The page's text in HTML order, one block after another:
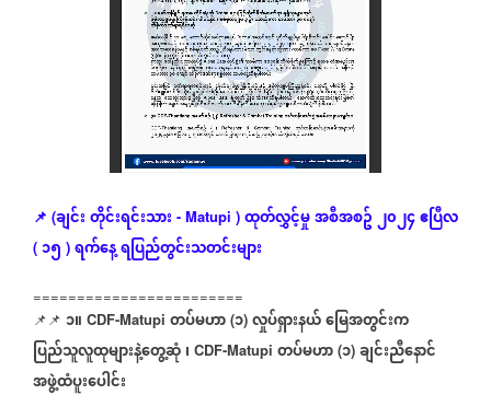
📌 (ချင်းတိုင်းရင်းသား - Matupi ) ထုတ်လွှင့်မှုအစီအစဥ်၂၀၂၄ဧပြီလ
( ၁၅ ) ရက်နေ့ရပြည်တွင်းသတင်းများ
========================
📌📌 ၁။ CDF-Matupi တပ်မဟာ (၁) လှုပ်ရှားနယ်မြေအတွင်းက
ပြည်သူလူထုများနဲ့တွေ့ဆုံ၊ CDF-Matupi တပ်မဟာ (၁) ချင်းညီနောင်
အဖွဲ့ထံပူးပေါင်း